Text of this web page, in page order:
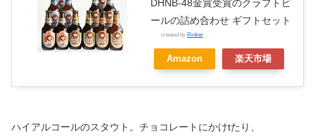
DHNB-48金賞受賞のクラフトビ
ールの詰め合わせ ギフトセット
created by Rinker
Amazon 楽天市場
ハイアルコールのスタウト。チョコレートにかけtたり、